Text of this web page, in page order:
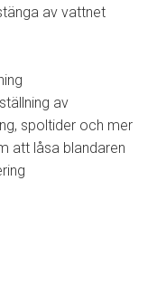
av vattnet
av
spoltider och mer
att låsa blandaren